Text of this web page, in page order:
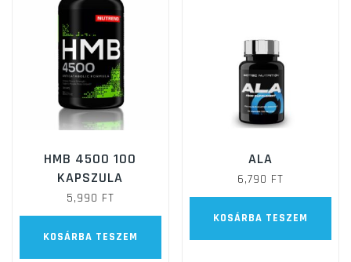
HMB 4500 100
KAPSZULA
5,990 FT
KOSÁRBA TESZEM
ALA
6,790 FT
KOSÁRBA TESZEM